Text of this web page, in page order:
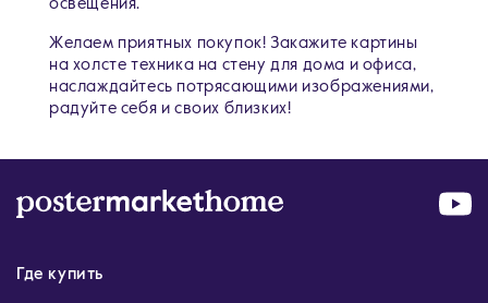
освещения.
Желаем приятных покупок! Закажите картины
на холсте техника на стену для дома и офиса,
наслаждайтесь потрясающими изображениями,
радуйте себя и своих близких!
Где купить